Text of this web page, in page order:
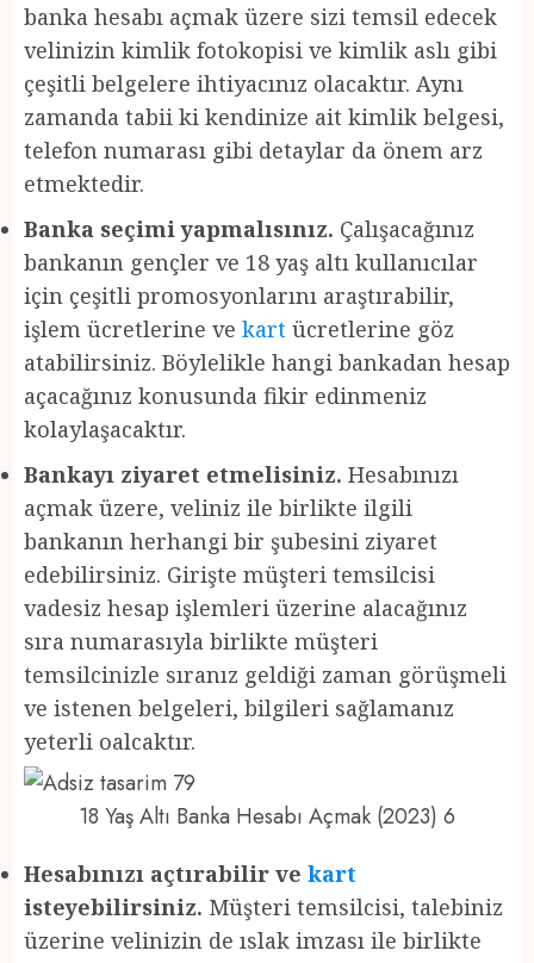
banka hesabı açmak üzere sizi temsil edecek
velinizin kimlik fotokopisi ve kimlik aslı gibi
çeşitli belgelere ihtiyacınız olacaktır. Aynı
zamanda tabii ki kendinize ait kimlik belgesi,
telefon numarası gibi detaylar da önem arz
etmektedir.
Banka seçimi yapmalısınız. Çalışacağınız
bankanın gençler ve 18 yaş altı kullanıcılar
için çeşitli promosyonlarını araştırabilir,
işlem ücretlerine ve kart ücretlerine göz
atabilirsiniz. Böylelikle hangi bankadan hesap
açacağınız konusunda fikir edinmeniz
kolaylaşacaktır.
Bankayı ziyaret etmelisiniz. Hesabınızı
açmak üzere, veliniz ile birlikte ilgili
bankanın herhangi bir şubesini ziyaret
edebilirsiniz. Girişte müşteri temsilcisi
vadesiz hesap işlemleri üzerine alacağınız
sıra numarasıyla birlikte müşteri
temsilcinizle sıranız geldiği zaman görüşmeli
ve istenen belgeleri, bilgileri sağlamanız
yeterli oalcaktır.
18 Yaş Altı Banka Hesabı Açmak (2023) 6
Hesabınızı açtırabilir ve kart
isteyebilirsiniz. Müşteri temsilcisi, talebiniz
üzerine velinizin de ıslak imzası ile birlikte